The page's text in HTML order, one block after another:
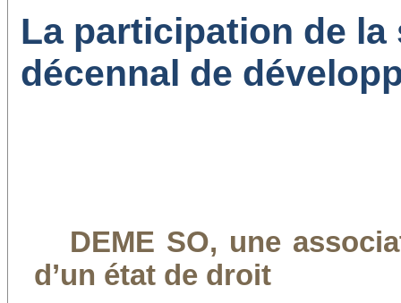
La participation de
décennal de
DEME SO, une
d’un état de droit